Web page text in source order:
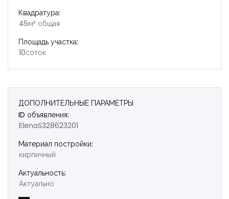
Квадратура:
45м² общая
Площадь участка:
10соток
ДОПОЛНИТЕЛЬНЫЕ ПАРАМЕТРЫ
ID объявления:
ElenaS328623201
Материал постройки:
кирпичный
Актуальность:
Актуально